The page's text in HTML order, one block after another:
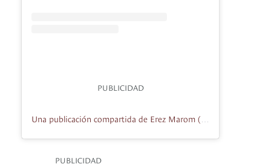
PUBLICIDAD
PUBLICIDAD